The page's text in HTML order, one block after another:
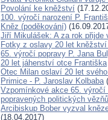
Povolání ke kněžství
100. výročí narození P.
Kněz (poděkování)
Jiří Mikulášek: A za rok
Fotky z oslavy 20 let
65. výročí popravy P. Jana
20 let jáhenství otce Františka
Otec Milan oslaví 20 let
Primice - P. Jaroslav Kolbaba
Vzpomínkové akce 65.
popravených politických vězňů
Arcibiskup Bober vyzval
(18.04.2017)